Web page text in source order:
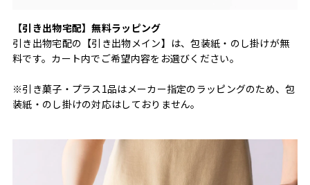
【引き出物宅配】無料ラッピング
引き出物宅配の【引き出物メイン】は、包装紙・のし掛けが無
料です。カート内でご希望内容をお選びください。
※引き菓子・プラス1品はメーカー指定のラッピングのため、包
装紙・のし掛けの対応はしておりません。